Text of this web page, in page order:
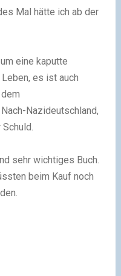
Mal hätte ich ab der
eine kaputte
es ist auch
Nazideutschland,
sehr wichtiges Buch.
beim Kauf noch